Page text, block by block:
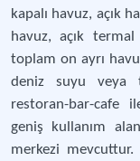
kapalı havuz, açık
havuz, açık
toplam on ayrı
deniz suyu veya
restoran-bar-cafe
geniş kullanım
merkezi